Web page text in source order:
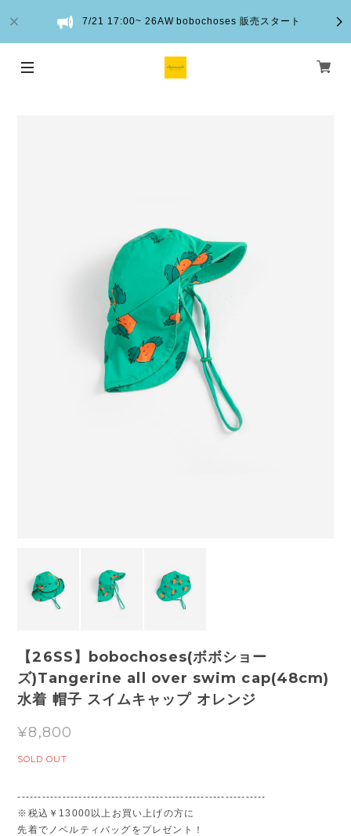
7/21 17:00~ 26AW bobochoses 販売スタート
【26SS】bobochoses(ボボショー
ズ)Tangerine all over swim cap(48cm)
水着 帽子 スイムキャップ オレンジ
¥8,800
SOLD OUT
-------------------------------------------------------------
※税込￥13000以上お買い上げの方に
先着でノベルティバッグをプレゼント！